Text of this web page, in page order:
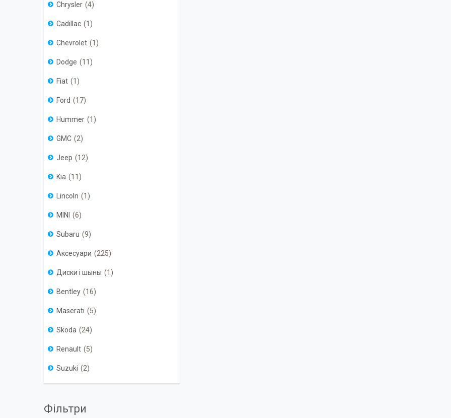
Chrysler 4
Cadillac 1
Chevrolet 1
Dodge 11
Fiat 1
Ford 17
Hummer 1
GMC 2
Jeep 12
Kia 11
Lincoln 1
MINI 6
Subaru 9
Аксесуари 225
Диски і шыны 1
Bentley 16
Maserati 5
Skoda 24
Renault 5
Suzuki 2
Фільтри